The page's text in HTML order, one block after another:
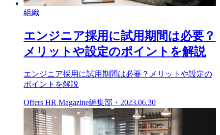
組織
エンジニア採用に試用期間は必要？
メリットや設定のポイントを解説
エンジニア採用に試用期間は必要？メリットや設定の
ポイントを解説
Offers HR Magazine編集部 ・ 2023.06.30